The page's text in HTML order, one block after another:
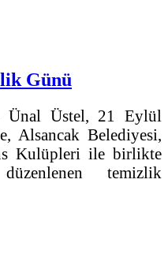
Günü
Ünal Üstel, 21 Eylül
Alsancak Belediyesi,
Kulüpleri ile birlikte
temizlik